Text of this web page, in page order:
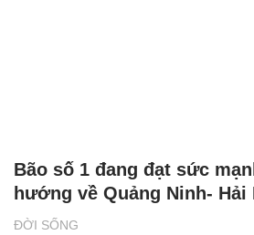
ĐỜI SỐNG
Bão số 1 đang đạt sức
hướng về Quảng Ninh- Hải